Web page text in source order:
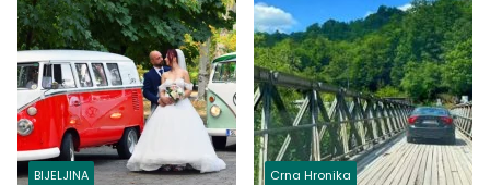
BIJELJINA Crna Hronika